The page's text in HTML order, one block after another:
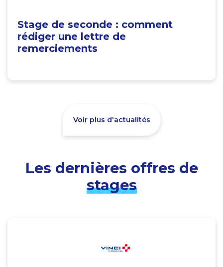
Stage de seconde : comment
rédiger une lettre de
remerciements
Voir plus d'actualités
Les dernières offres de
stages